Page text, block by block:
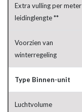
Extra vulling per meter
leidinglengte **
Voorzien van
winterregeling
Type Binnen-unit
Luchtvolume